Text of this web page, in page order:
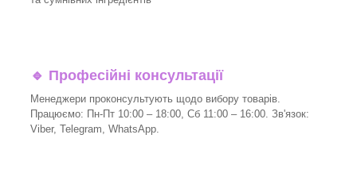
🔹 Професійні консультації
Менеджери проконсультують щодо вибору товарів.
Працюємо: Пн-Пт 10:00 – 18:00, Сб 11:00 – 16:00. Зв'язок:
Viber, Telegram, WhatsApp.